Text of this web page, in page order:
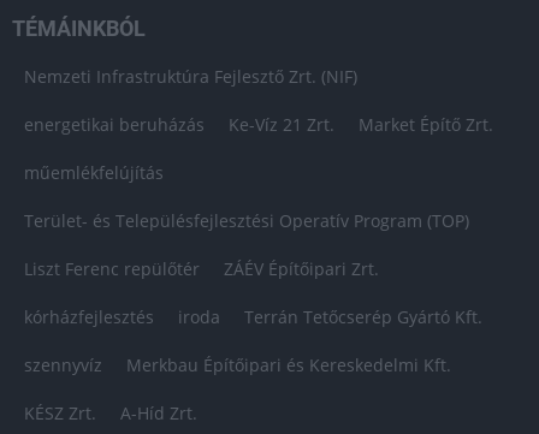
TÉMÁINKBÓL
Nemzeti Infrastruktúra Fejlesztő Zrt. (NIF)
energetikai beruházás Ke-Víz 21 Zrt. Market Építő Zrt.
műemlékfelújítás
Terület- és Településfejlesztési Operatív Program (TOP)
Liszt Ferenc repülőtér ZÁÉV Építőipari Zrt.
kórházfejlesztés iroda Terrán Tetőcserép Gyártó Kft.
szennyvíz Merkbau Építőipari és Kereskedelmi Kft.
KÉSZ Zrt. A-Híd Zrt.